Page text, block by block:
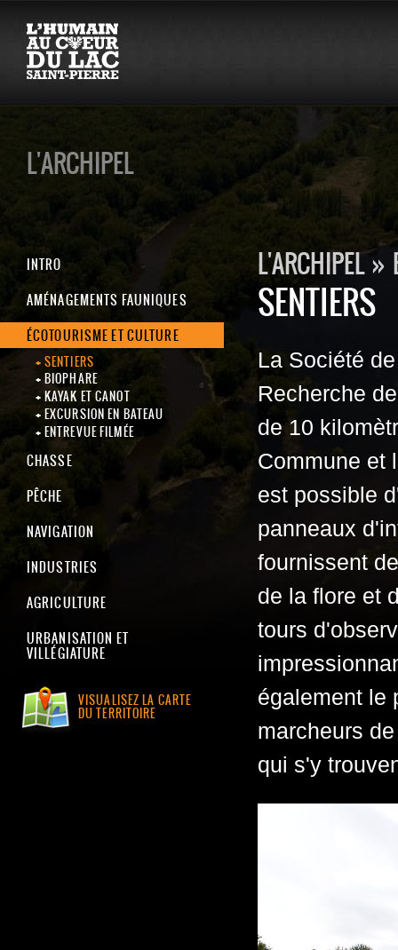
L'ARCHIPEL
INTRO
AMÉNAGEMENTS FAUNIQUES
ÉCOTOURISME ET CULTURE
SENTIERS
BIOPHARE
KAYAK ET CANOT
EXCURSION EN BATEAU
ENTREVUE FILMÉE
CHASSE
PÊCHE
NAVIGATION
INDUSTRIES
AGRICULTURE
URBANISATION ET
VILLÉGIATURE
VISUALISEZ LA CARTE
DU TERRITOIRE
L'ARCHIPEL »
SENTIERS
La Société
Recherche
de 10
Commune et
est possible
panneaux
fournissent
de la flore et
tours
également le
marcheurs
qui s'y